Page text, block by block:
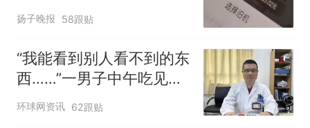
电！
扬子晚报 58跟贴
“我能看到别人看不到的东
西……”一男子中午吃见手
青没事，晚上再吃却出现
幻觉被紧急送医！
环球网资讯 62跟贴